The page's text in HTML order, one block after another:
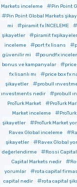
Markets inceleme
Pin Point
Pin Point Global Markets
mi
piramit fx İNCELEME
şikayetler
piramit fxşikayeler
inceleme
port fx lisans
güvenilir mi
poundfx
bonus ve kampanyalar
fx lisanlı mı
price box fx
şikayetler
probull
ınvestments nedir
probull
ProTurk Market
ProTurk
Market inceleme
şikayetler
ProTurk Market
Ravex Global inceleme
şikayetler
Ravex Global
değerlendirme
Rossi
Capital Markets nedir
yorumlar
rota capital
capital nedir
rota capital